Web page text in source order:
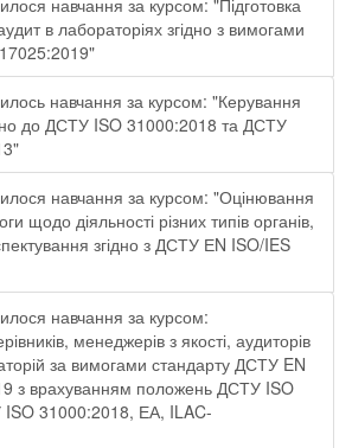
навчання за курсом: "Підготовка
в лабораторіях згідно з вимогами
навчання за курсом: "Керування
до ДСТУ ISO 31000:2018 та ДСТУ
навчання за курсом: "Оцінювання
щодо діяльності різних типів органів,
згідно з ДСТУ ЕN ISO/IES
навчання за курсом:
менеджерів з якості, аудиторів
за вимогами стандарту ДСТУ EN
з врахуванням положень ДСТУ ISO
31000:2018, ЕА, ILAC-